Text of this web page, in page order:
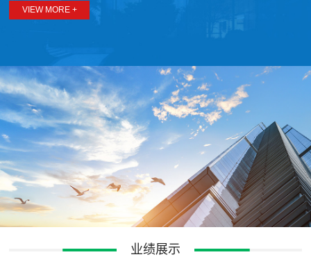
成都市天府新区
VIEW MORE +
业绩展示